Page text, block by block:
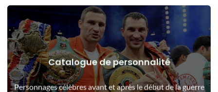
Catalogue de personnalité
Personnages célèbres avant et après le début de la guerre
Les gens avant et après le début de la guerre
Voir les détails